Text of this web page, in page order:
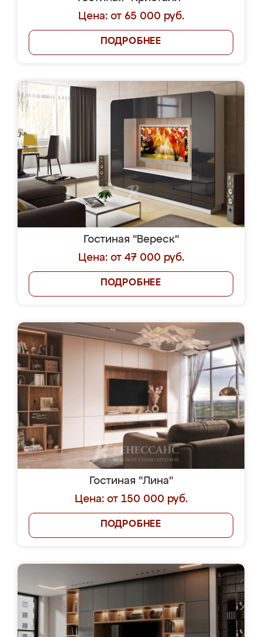
Цена: от 65 000 руб.
ПОДРОБНЕЕ
Гостиная "Вереск"
Цена: от 47 000 руб.
ПОДРОБНЕЕ
Гостиная "Лина"
Цена: от 150 000 руб.
ПОДРОБНЕЕ